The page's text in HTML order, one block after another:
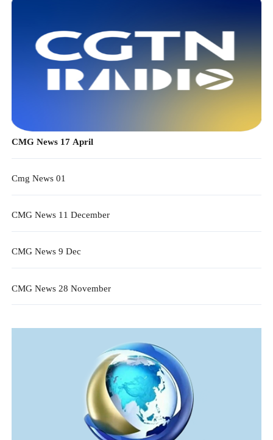
CMG News 17 April
Cmg News 01
CMG News 11 December
CMG News 9 Dec
CMG News 28 November